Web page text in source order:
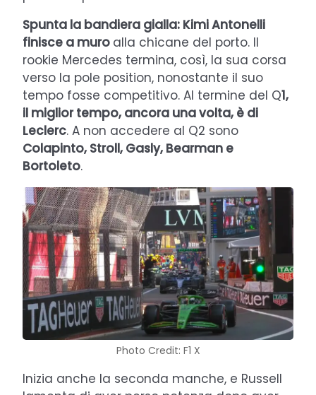
Spunta la bandiera gialla: Kimi Antonelli
finisce a muro alla chicane del porto. Il
rookie Mercedes termina, così, la sua corsa
verso la pole position, nonostante il suo
tempo fosse competitivo. Al termine del Q1,
il miglior tempo, ancora una volta, è di
Leclerc. A non accedere al Q2 sono
Colapinto, Stroll, Gasly, Bearman e
Bortoleto.
Photo Credit: F1 X
Inizia anche la seconda manche, e Russell